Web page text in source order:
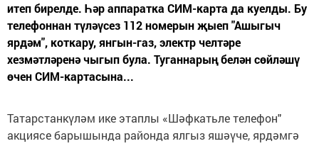
итеп бирелде. Һәр аппаратка СИМ-карта да куелды. Бу
телефоннан түләүсез 112 номерын җыеп "Ашыгыч
ярдәм", коткару, янгын-газ, электр челтәре
хезмәтләренә чыгып була. Туганнарың белән сөйләшү
өчен СИМ-картасына...
Татарстанкүләм ике этаплы «Шәфкатьле телефон"
акциясе барышында районда ялгыз яшәүче, ярдәмгә